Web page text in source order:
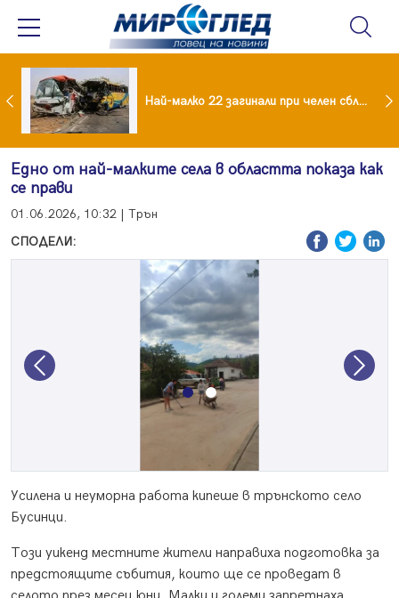
споразумение със САЩ , но без компромиси Най-малко 22 загинали при челен сблъсък между два автобуса
Едно от най-малките села в областта показа как
се прави
01.06.2026, 10:32 | Трън
СПОДЕЛИ:
Previous Next
Усилена и неуморна работа кипеше в трънското село
Бусинци.
Този уикенд местните жители направиха подготовка за
предстоящите събития, които ще се проведат в